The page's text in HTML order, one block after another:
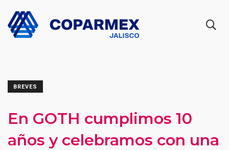
BREVES
En GOTH cumplimos 10
años y celebramos con una